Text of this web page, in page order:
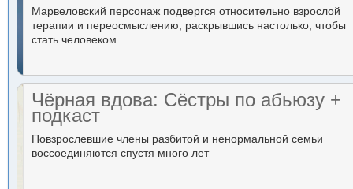
Марвеловский персонаж подвергся относительно взрослой
терапии и переосмыслению, раскрывшись настолько, чтобы
стать человеком
Чёрная вдова: Сёстры по абьюзу +
подкаст
Повзрослевшие члены разбитой и ненормальной семьи
воссоединяются спустя много лет